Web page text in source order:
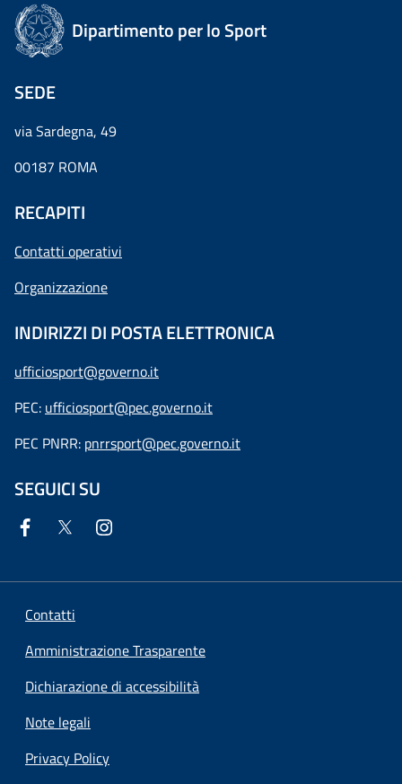
Dipartimento per lo Sport
SEDE
via Sardegna, 49
00187 ROMA
RECAPITI
Contatti operativi
Organizzazione
INDIRIZZI DI POSTA ELETTRONICA
ufficiosport@governo.it
PEC: ufficiosport@pec.governo.it
PEC PNRR: pnrrsport@pec.governo.it
SEGUICI SU
Contatti
Amministrazione Trasparente
Dichiarazione di accessibilità
Note legali
Privacy Policy